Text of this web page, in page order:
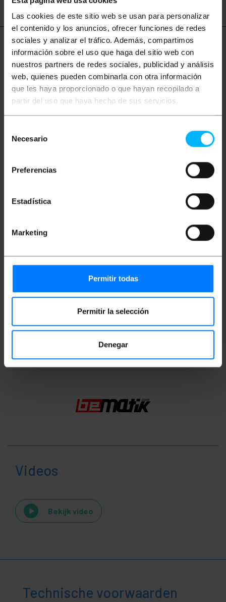
Las cookies de este sitio web se usan para personalizar
el contenido y los anuncios, ofrecer funciones de redes
sociales y analizar el tráfico. Además, compartimos
información sobre el uso que haga del sitio web con
nuestros partners de redes sociales, publicidad y análisis
web, quienes pueden combinarla con otra información
que les haya proporcionado o que hayan recopilado a
partir del uso que haya hecho de sus servicios.
Necesario
Preferencias
Estadística
Marketing
Permitir todas
Permitir la selección
Denegar
Meer informatie
Beschrijving
Voedingskabel op basis van DC-connectoren. Slang
2,1 mm (buitendiameter x binnendiameter). Van het
mannelijke geslacht aan de ene kant en vrouw aan de
Aantal pakketten: 1
Product bestand 1
Videos
Bekijk video
Technische voorwaarden